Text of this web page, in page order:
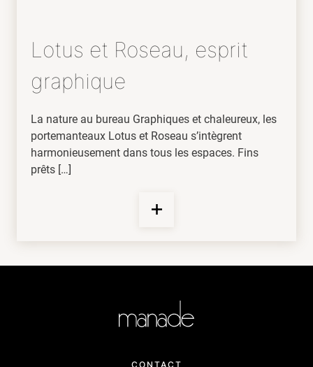
Lotus et Roseau, esprit
graphique
La nature au bureau Graphiques et chaleureux, les
portemanteaux Lotus et Roseau s’intègrent
harmonieusement dans tous les espaces. Fins
prêts […]
CONTACT